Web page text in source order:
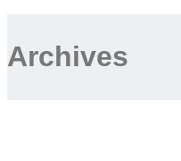
Archives